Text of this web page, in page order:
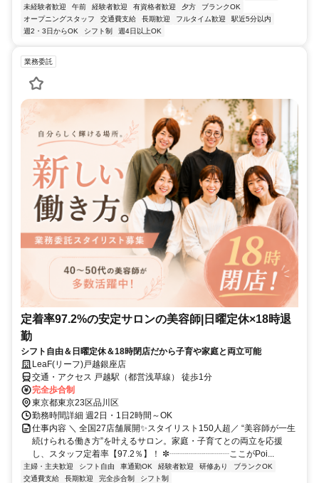
未経験者歓迎
午前 経験者歓迎 有資格者歓迎 夕方
ブランクOK
オープニングスタッフ
交通費支給 長期歓迎 フルタイム歓迎
駅近5分以内
週2・3日からOK
シフト制 週4日以上OK
業務委託
定着率97.2%の安定サロンの美容師|日曜定休×18時退
勤
シフト自由＆日曜定休＆18時閉店だから子育や家庭と両立可能
LeaF(リーフ)戸越銀座店
交通・アクセス 戸越駅（都営浅草線） 徒歩1分
完全歩合制
東京都東京23区品川区
勤務時間詳細 週2日・1日2時間～OK
仕事内容 ＼ 全国27店舗展開✨スタイリスト150人超／ “美容師が一生
続けられる働き方”を叶えるサロン。家庭・子育てとの両立を応援
し、スタッフ定着率【97.2％】！ ✼┈┈┈┈┈┈┈ここがPoi...
主婦・主夫歓迎 シフト自由 車通勤OK 経験者歓迎 研修あり
ブランクOK
交通費支給
長期歓迎 完全歩合制 シフト制